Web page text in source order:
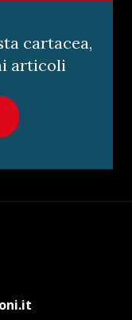
cartacea,
articoli